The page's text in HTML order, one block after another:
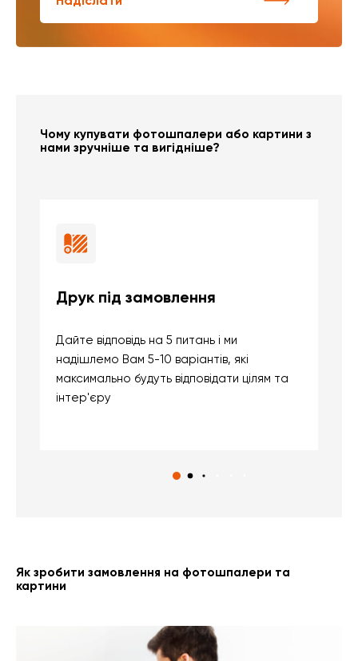
Чому купувати фотошпалери або картини з
нами зручніше та вигідніше?
Друк під замовлення
Дайте відповідь на 5 питань і ми
надішлемо Вам 5-10 варіантів, які
максимально будуть відповідати цілям та
інтер'єру
Як зробити замовлення на фотошпалери та
картини